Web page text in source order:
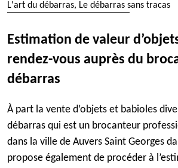
L'art du débarras, Le débarras sans tracas
Estimation de valeur
rendez-vous auprès du
débarras
À part la vente d’objets et babioles
débarras qui est un brocanteur
dans la ville de Auvers Saint Georges
propose également de procéder à